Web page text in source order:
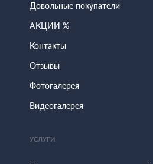
Довольные покупатели
АКЦИИ %
Контакты
Отзывы
Фотогалерея
Видеогалерея
УСЛУГИ